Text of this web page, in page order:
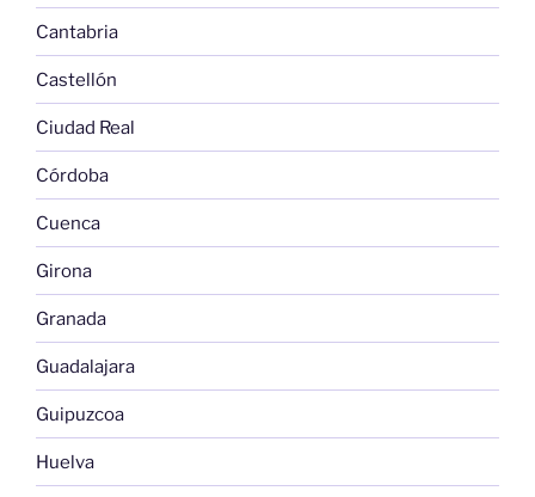
Cantabria
Castellón
Ciudad Real
Córdoba
Cuenca
Girona
Granada
Guadalajara
Guipuzcoa
Huelva